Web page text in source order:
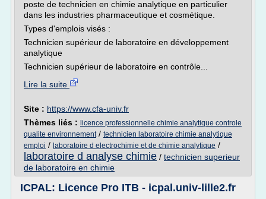
poste de technicien en chimie analytique en particulier
dans les industries pharmaceutique et cosmétique.
Types d'emplois visés :
Technicien supérieur de laboratoire en développement
analytique
Technicien supérieur de laboratoire en contrôle...
Lire la suite
Site : https://www.cfa-univ.fr
Thèmes liés : licence professionnelle chimie analytique controle
qualite environnement/ technicien laboratoire chimie analytique
emploi / laboratoire d electrochimie et de chimie analytique /
laboratoire d analyse chimie / technicien superieur
de laboratoire en chimie
ICPAL: Licence Pro ITB - icpal.univ-lille2.fr